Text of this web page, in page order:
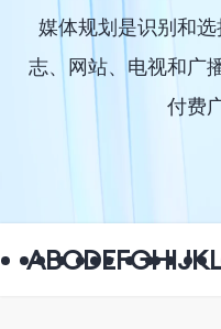
媒体规划是识别和
志、网站、电视和广
付费
ABCDEFGHIJK